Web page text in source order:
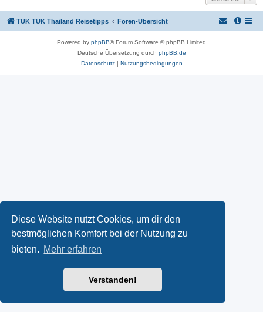
Diese Website nutzt Cookies, um dir den
bestmöglichen Komfort bei der Nutzung zu
bieten. Mehr erfahren
Verstanden!
TUK TUK Thailand Reisetipps Foren-Übersicht
Powered by phpBB® Forum Software © phpBB Limited
Deutsche Übersetzung durch phpBB.de
Datenschutz| Nutzungsbedingungen